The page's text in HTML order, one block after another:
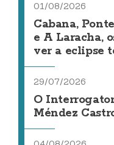
01/08/2026
Cabana,
e A Laracha,
ver a eclipse
29/07/2026
O
Méndez